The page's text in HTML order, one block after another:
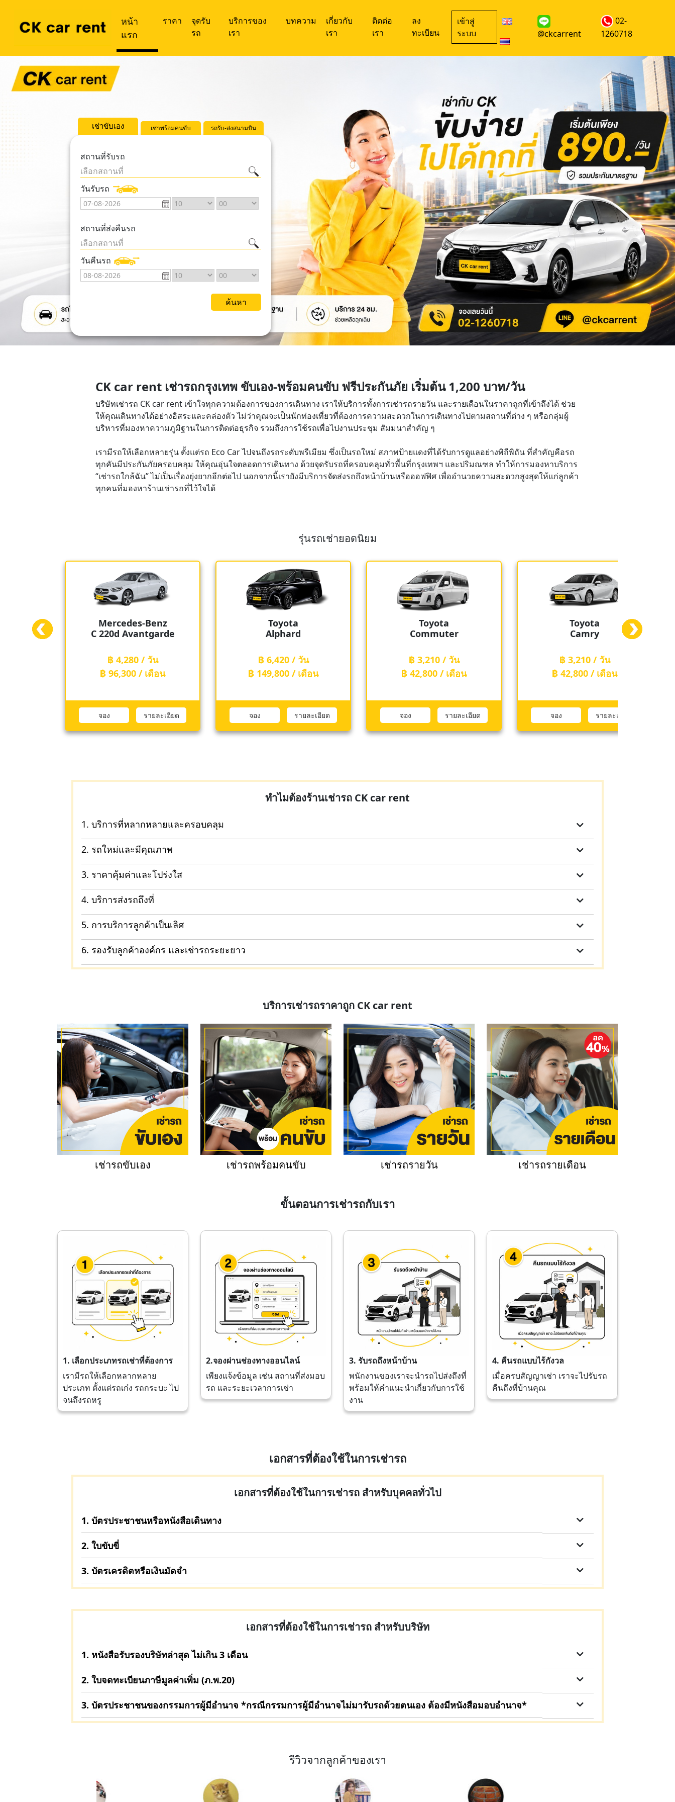
หน้า
แรก
ราคา
จุดรับ
รถ
บริการของ
เรา
บทความ
เกี่ยวกับ
เรา
ติดต่อ
เรา
ลง
ทะเบียน
เข้าสู่
ระบบ
@ckcarrent
02-
1260718
เช่าขับเอง เช่าพร้อมคนขับ รถรับ-ส่งสนามบิน
สถานที่รับรถ
เลือกสถานที่
วันรับรถ
สถานที่ส่งคืนรถ
เลือกสถานที่
วันคืนรถ
ค้นหา
CK car rent เช่ารถกรุงเทพ ขับเอง-พร้อมคนขับ ฟรีประกันภัย เริ่มต้น 1,200 บาท/วัน
บริษัทเช่ารถ CK car rent เข้าใจทุกความต้องการของการเดินทาง เราให้บริการทั้งการเช่ารถรายวัน และรายเดือนในราคาถูกที่เข้าถึงได้ ช่วย
ให้คุณเดินทางได้อย่างอิสระและคล่องตัว ไม่ว่าคุณจะเป็นนักท่องเที่ยวที่ต้องการความสะดวกในการเดินทางไปตามสถานที่ต่าง ๆ หรือกลุ่มผู้
บริหารที่มองหาความภูมิฐานในการติดต่อธุรกิจ รวมถึงการใช้รถเพื่อไปงานประชุม สัมมนาสำคัญ ๆ
เรามีรถให้เลือกหลายรุ่น ตั้งแต่รถ Eco Car ไปจนถึงรถระดับพรีเมียม ซึ่งเป็นรถใหม่ สภาพป้ายแดงที่ได้รับการดูแลอย่างพิถีพิถัน ที่สำคัญคือรถ
ทุกคันมีประกันภัยครอบคลุม ให้คุณอุ่นใจตลอดการเดินทาง ด้วยจุดรับรถที่ครอบคลุมทั่วพื้นที่กรุงเทพฯ และปริมณฑล ทำให้การมองหาบริการ
“เช่ารถใกล้ฉัน” ไม่เป็นเรื่องยุ่งยากอีกต่อไป นอกจากนี้เรายังมีบริการจัดส่งรถถึงหน้าบ้านหรือออฟฟิศ เพื่ออำนวยความสะดวกสูงสุดให้แก่ลูกค้า
ทุกคนที่มองหาร้านเช่ารถที่ไว้ใจได้
รุ่นรถเช่ายอดนิยม
Toyota
Alphard
฿ 6,420 / วัน
฿ 149,800 / เดือน
จอง รายละเอียด
Toyota
Commuter
฿ 3,210 / วัน
฿ 42,800 / เดือน
จอง รายละเอียด
Toyota
Camry
฿ 3,210 / วัน
฿ 42,800 / เดือน
จอง รายละเอียด
Toyota
Fortuner
฿ 3,210 / วัน
฿ 42,800 / เดือน
จอง รายละเอียด
ทำไมต้องร้านเช่ารถ CK car rent
1. บริการที่หลากหลายและครอบคลุม
2. รถใหม่และมีคุณภาพ
3. ราคาคุ้มค่าและโปร่งใส
4. บริการส่งรถถึงที่
5. การบริการลูกค้าเป็นเลิศ
6. รองรับลูกค้าองค์กร และเช่ารถระยะยาว
บริการเช่ารถราคาถูก CK car rent
เช่ารถขับเอง เช่ารถพร้อมคนขับ เช่ารถรายวัน เช่ารถรายเดือน
ขั้นตอนการเช่ารถกับเรา
1. เลือกประเภทรถเช่าที่ต้องการ
เรามีรถให้เลือกหลากหลาย
ประเภท ตั้งแต่รถเก๋ง รถกระบะ ไป
จนถึงรถหรู
2.จองผ่านช่องทางออนไลน์
เพียงแจ้งข้อมูล เช่น สถานที่ส่งมอบ
รถ และระยะเวลาการเช่า
3. รับรถถึงหน้าบ้าน
พนักงานของเราจะนำรถไปส่งถึงที่
พร้อมให้คำแนะนำเกี่ยวกับการใช้
งาน
4. คืนรถแบบไร้กังวล
เมื่อครบสัญญาเช่า เราจะไปรับรถ
คืนถึงที่บ้านคุณ
เอกสารที่ต้องใช้ในการเช่ารถ
เอกสารที่ต้องใช้ในการเช่ารถ สำหรับบุคคลทั่วไป
1. บัตรประชาชนหรือหนังสือเดินทาง
2. ใบขับขี่
3. บัตรเครดิตหรือเงินมัดจำ
เอกสารที่ต้องใช้ในการเช่ารถ สำหรับบริษัท
1. หนังสือรับรองบริษัทล่าสุด ไม่เกิน 3 เดือน
2. ใบจดทะเบียนภาษีมูลค่าเพิ่ม (ภ.พ.20)
3. บัตรประชาชนของกรรมการผู้มีอำนาจ *กรณีกรรมการผู้มีอำนาจไม่มารับรถด้วยตนเอง ต้องมีหนังสือมอบอำนาจ*
รีวิวจากลูกค้าของเรา